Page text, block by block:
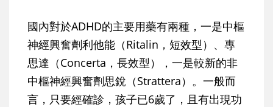
國內對於ADHD的主要用藥有兩種，一是中樞
神經興奮劑利他能（Ritalin，短效型）、專
思達（Concerta，長效型），一是較新的非
中樞神經興奮劑思銳（Strattera）。一般而
言，只要經確診，孩子已6歲了，且有出現功